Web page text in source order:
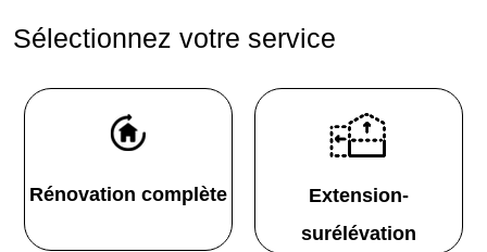
Sélectionnez votre service
Rénovation complète
Extension-
surélévation